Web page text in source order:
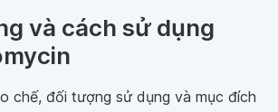
và cách sử dụng
chế, đối tượng sử dụng và mục đích